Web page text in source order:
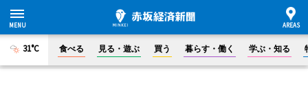
31°C 食べる 見る・遊ぶ 買う 暮らす・働く 学ぶ・知る